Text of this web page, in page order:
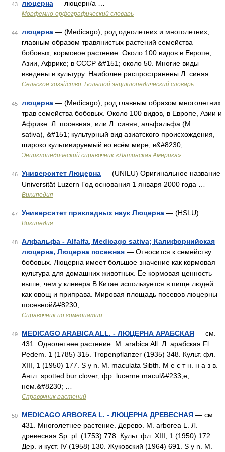
43 люцерна — люцерн/а …
Морфемно-орфографический словарь
44 люцерна — (Medicago), род однолетних и многолетних,
главным образом травянистых растений семейства
бобовых, кормовое растение. Около 100 видов в Европе,
Азии, Африке; в СССР &#151; около 50. Многие виды
введены в культуру. Наиболее распространены Л. синяя …
Сельское хозяйство. Большой энциклопедический словарь
45 люцерна — (Medicago), род главным образом многолетних
трав семейства бобовых. Около 100 видов, в Европе, Азии и
Африке. Л. посевная, или Л. синяя, альфальфа (М.
sativa), &#151; культурный вид азиатского происхождения,
широко культивируемый во всём мире, в&#8230; …
Энциклопедический справочник «Латинская Америка»
46 Университет Люцерна — (UNILU) Оригинальное название
Universität Luzern Год основания 1 января 2000 года …
Википедия
47 Университет прикладных наук Люцерна — (HSLU) …
Википедия
48
Алфальфа - Alfalfa, Medicago sativa; Калифорнийская
люцерна, Люцерна посевная — Относится к семейству
бобовых. Люцерна имеет большое значение как кормовая
культура для домашних животных. Ее кормовая ценность
выше, чем у клевера.В Китае используется в пище людей
как овощ и приправа. Мировая площадь посевов люцерны
посевной&#8230; …
Справочник по гомеопатии
49 MEDICAGO ARABICA ALL. - ЛЮЦЕРНА АРАБСКАЯ — см.
431. Однолетнее растение. М. arabica All. Л. арабская Fl.
Pedem. 1 (1785) 315. Tropenpflanzer (1935) 348. Культ. фл.
XIII, 1 (1950) 177. S y n. М. maculata Sibth. М е с т н. н а з в.
Англ. spotted bur clover; фр. lucerne macul&#233;e;
нем.&#8230; …
Справочник растений
50 MEDICAGO ARBOREA L. - ЛЮЦЕРНА ДРЕВЕСНАЯ — см.
431. Многолетнее растение. Дерево. М. arborea L. Л.
древесная Sp. pl. (1753) 778. Культ. фл. XIII, 1 (1950) 172.
Дер. и куст. IV (1958) 130. Жуковский (1964) 691. S y n. М.